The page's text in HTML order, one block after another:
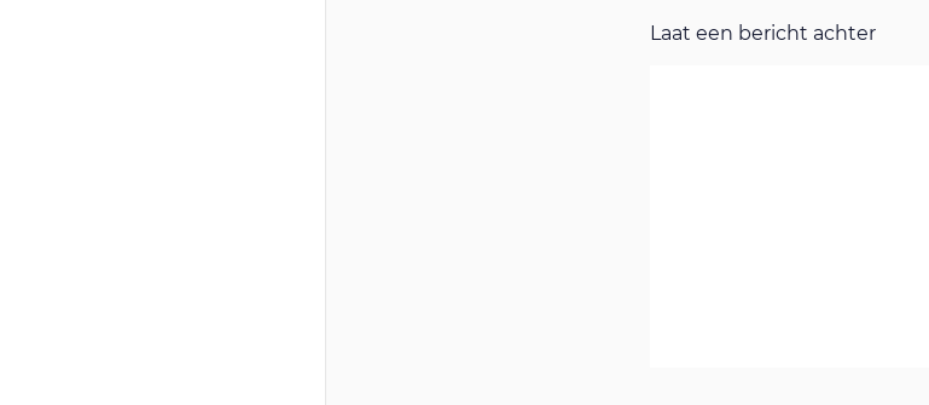
Laat een bericht achter